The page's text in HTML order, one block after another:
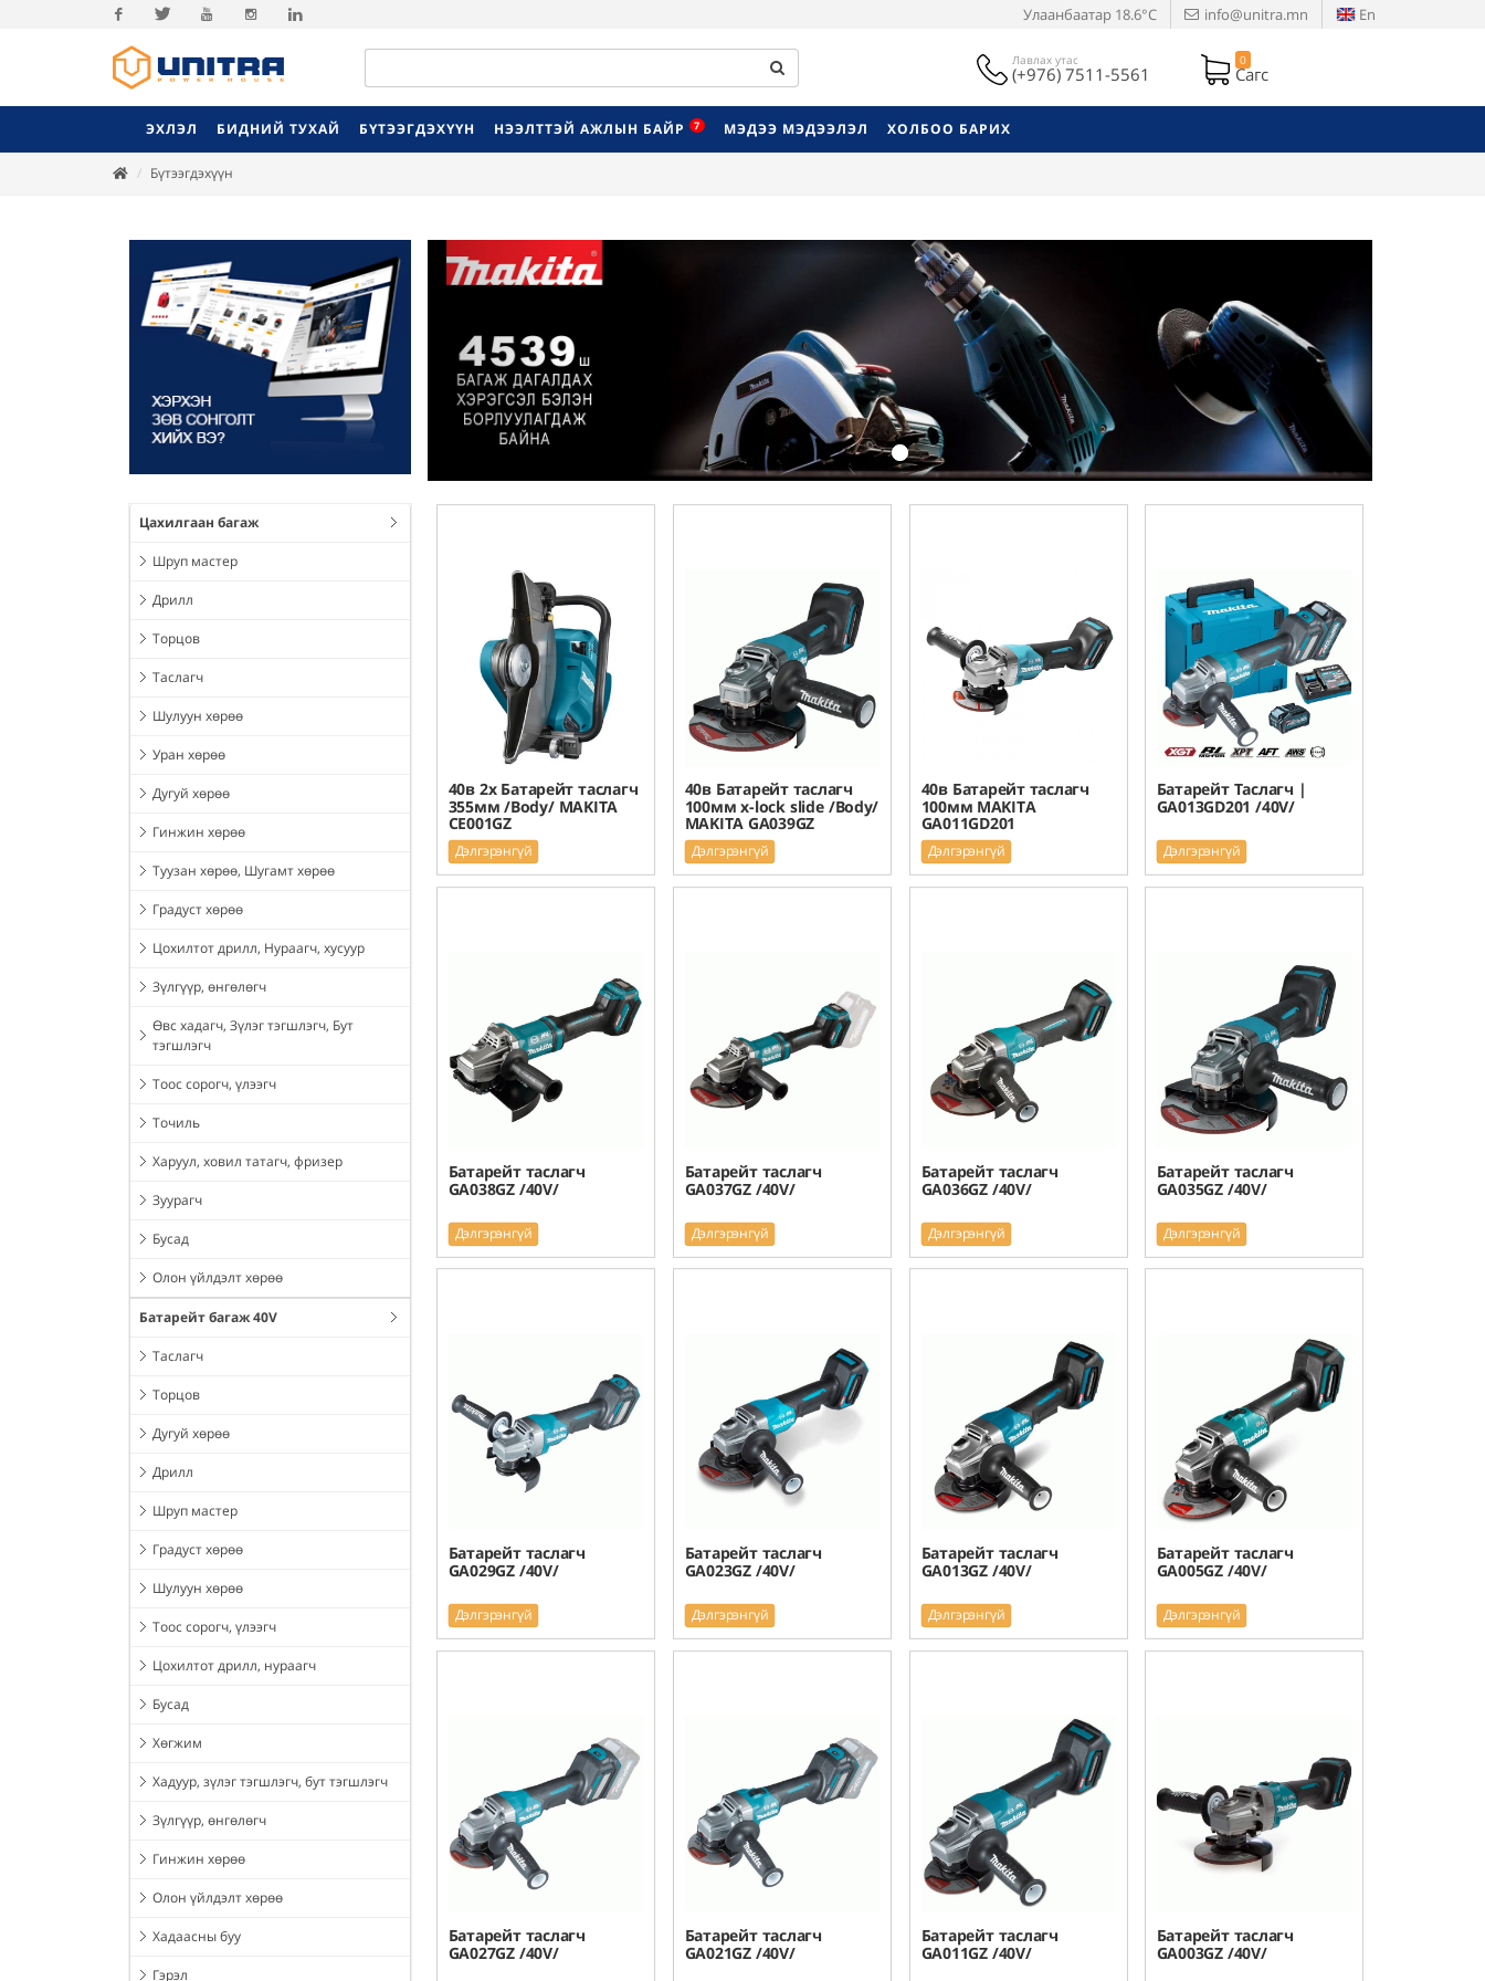
Facebook
Улаанбаатар 18.6°C info@unitra.mn En
Лавлах утас
(+976) 7511-5561
0
Сагс
ЭХЛЭЛ БИДНИЙ ТУХАЙ БҮТЭЭГДЭХҮҮН НЭЭЛТТЭЙ АЖЛЫН БАЙР 7 МЭДЭЭ МЭДЭЭЛЭЛ ХОЛБОО БАРИХ
Бүтээгдэхүүн
Цахилгаан багаж
Шруп мастер
Дрилл
Торцов
Таслагч
Шулуун хөрөө
Уран хөрөө
Дугуй хөрөө
Гинжин хөрөө
Туузан хөрөө, Шугамт хөрөө
Градуст хөрөө
Цохилтот дрилл, Нураагч, хусуур
Зүлгүүр, өнгөлөгч
Өвс хадагч, Зүлэг тэгшлэгч, Бут
тэгшлэгч
Тоос сорогч, үлээгч
Точиль
Харуул, ховил татагч, фризер
Зуурагч
Бусад
Олон үйлдэлт хөрөө
Батарейт багаж 40V
Таслагч
Торцов
Дугуй хөрөө
Дрилл
Шруп мастер
Градуст хөрөө
Шулуун хөрөө
Тоос сорогч, үлээгч
Цохилтот дрилл, нураагч
Бусад
Хөгжим
Хадуур, зүлэг тэгшлэгч, бут тэгшлэгч
Зүлгүүр, өнгөлөгч
Гинжин хөрөө
Олон үйлдэлт хөрөө
Хадаасны буу
Гэрэл
Previous
40в 2x Батарейт таслагч
355мм /Body/ MAKITA
CE001GZ
Дэлгэрэнгүй
40в Батарейт таслагч
100мм x-lock slide /Body/
MAKITA GA039GZ
Дэлгэрэнгүй
40в Батарейт таслагч
100мм MAKITA
GA011GD201
Дэлгэрэнгүй
Батарейт Таслагч |
GA013GD201 /40V/
Дэлгэрэнгүй
Батарейт таслагч
GA038GZ /40V/
Дэлгэрэнгүй
Батарейт таслагч
GA037GZ /40V/
Дэлгэрэнгүй
Батарейт таслагч
GA036GZ /40V/
Дэлгэрэнгүй
Батарейт таслагч
GA035GZ /40V/
Дэлгэрэнгүй
Батарейт таслагч
GA029GZ /40V/
Дэлгэрэнгүй
Батарейт таслагч
GA023GZ /40V/
Дэлгэрэнгүй
Батарейт таслагч
GA013GZ /40V/
Дэлгэрэнгүй
Батарейт таслагч
GA005GZ /40V/
Дэлгэрэнгүй
Батарейт таслагч
GA027GZ /40V/
Батарейт таслагч
GA021GZ /40V/
Батарейт таслагч
GA011GZ /40V/
Батарейт таслагч
GA003GZ /40V/